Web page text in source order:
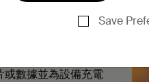
Save
Galaxy S23 Ultra
數據並為設備充電